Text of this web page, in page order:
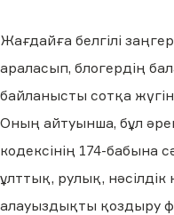
Жағдайға белгілі
араласып, блогердің
байланысты сотқа
Оның айтуынша, бұл
кодексінің 174-бабына
ұлттық, рулық, нәсілдік
алауыздықты қоздыру